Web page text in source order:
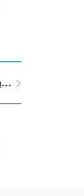
Zie jij jezelf graag? 7 tips naar (nog) meer eigenliefde